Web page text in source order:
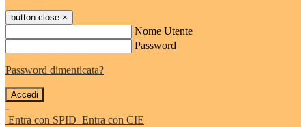
button close ×
Nome Utente
Password
Password dimenticata?
-
Entra con SPID Entra con CIE